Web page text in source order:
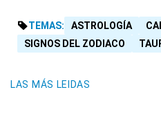
TEMAS: ASTROLOGÍA
SIGNOS DEL ZODIACO
LAS MÁS LEIDAS